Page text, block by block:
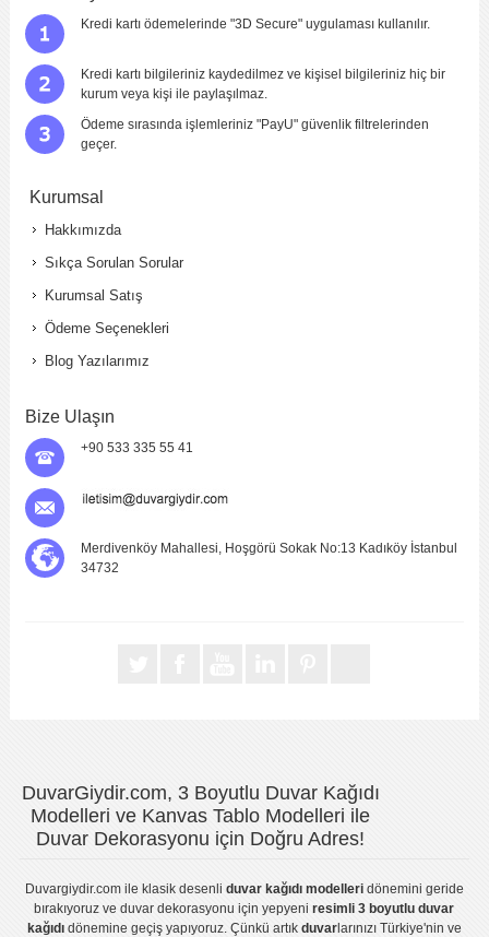
Yorumu Gönder
Kredi kartı ödemelerinde "3D Secure" uygulaması kullanılır.
Kredi kartı bilgileriniz kaydedilmez ve kişisel bilgileriniz hiç bir
kurum veya kişi ile paylaşılmaz.
Ödeme sırasında işlemleriniz "PayU" güvenlik filtrelerinden
geçer.
Kurumsal
Hakkımızda
Sıkça Sorulan Sorular
Kurumsal Satış
Ödeme Seçenekleri
Blog Yazılarımız
Bize Ulaşın
+90 533 335 55 41
Merdivenköy Mahallesi, Hoşgörü Sokak No:13 Kadıköy İstanbul
34732
DuvarGiydir.com, 3 Boyutlu Duvar Kağıdı
Modelleri ve Kanvas Tablo Modelleri ile
Duvar Dekorasyonu için Doğru Adres!
Duvargiydir.comile klasik desenli duvar kağıdı modelleridönemini geride
bırakıyoruz veduvar dekorasyonu için yepyeniresimli 3 boyutlu duvar
kağıdıdönemine geçiş yapıyoruz. Çünkü artık duvarlarınızı Türkiye'nin ve